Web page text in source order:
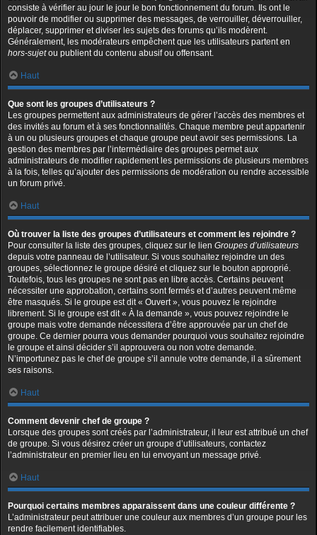
consiste à vérifier au jour le jour le bon fonctionnement du forum. Ils ont le
pouvoir de modifier ou supprimer des messages, de verrouiller, déverrouiller,
déplacer, supprimer et diviser les sujets des forums qu’ils modèrent.
Généralement, les modérateurs empêchent que les utilisateurs partent en
hors-sujetou publient du contenu abusif ou offensant.
Haut
Que sont les groupes d’utilisateurs ?
Les groupes permettent aux administrateurs de gérer l’accès des membres et
des invités au forum et à ses fonctionnalités. Chaque membre peut appartenir
à un ou plusieurs groupes et chaque groupe peut avoir ses permissions. La
gestion des membres par l’intermédiaire des groupes permet aux
administrateurs de modifier rapidement les permissions de plusieurs membres
à la fois, telles qu’ajouter des permissions de modération ou rendre accessible
un forum privé.
Haut
Où trouver la liste des groupes d’utilisateurs et comment les rejoindre ?
Pour consulter la liste des groupes, cliquez sur le lien Groupes d’utilisateurs
depuis votre panneau de l’utilisateur. Si vous souhaitez rejoindre un des
groupes, sélectionnez le groupe désiré et cliquez sur le bouton approprié.
Toutefois, tous les groupes ne sont pas en libre accès. Certains peuvent
nécessiter une approbation, certains sont fermés et d’autres peuvent même
être masqués. Si le groupe est dit « Ouvert », vous pouvez le rejoindre
librement. Si le groupe est dit « À la demande », vous pouvez rejoindre le
groupe mais votre demande nécessitera d’être approuvée par un chef de
groupe. Ce dernier pourra vous demander pourquoi vous souhaitez rejoindre
le groupe et ainsi décider s’il approuvera ou non votre demande.
N’importunez pas le chef de groupe s’il annule votre demande, il a sûrement
ses raisons.
Haut
Comment devenir chef de groupe ?
Lorsque des groupes sont créés par l’administrateur, il leur est attribué un chef
de groupe. Si vous désirez créer un groupe d’utilisateurs, contactez
l’administrateur en premier lieu en lui envoyant un message privé.
Haut
Pourquoi certains membres apparaissent dans une couleur différente ?
L’administrateur peut attribuer une couleur aux membres d’un groupe pour les
rendre facilement identifiables.